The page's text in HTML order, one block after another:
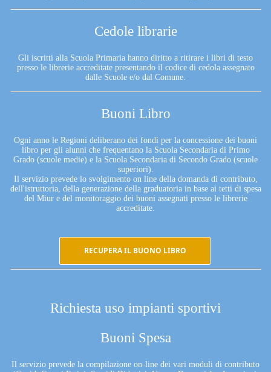
Cedole librarie
Gli iscritti alla Scuola Primaria hanno diritto a ritirare i libri di testo
presso le librerie accreditate presentando il codice di cedola assegnato
dalle Scuole e/o dal Comune.
Buoni Libro
Ogni anno le Regioni deliberano dei fondi per la concessione dei buoni
libro per gli alunni che frequentano la Scuola Secondaria di Primo
Grado (scuole medie) e la Scuola Secondaria di Secondo Grado (scuole
superiori).
Il servizio prevede lo svolgimento on line della domanda di contributo,
dell'istruttoria, della generazione della graduatoria in base ai tetti di spesa
del Miur e del monitoraggio dei buoni assegnati presso le librerie
accreditate.
RECUPERA IL BUONO LIBRO
Richiesta uso impianti sportivi
Buoni Spesa
Il servizio prevede la compilazione on-line dei vari moduli di contributo